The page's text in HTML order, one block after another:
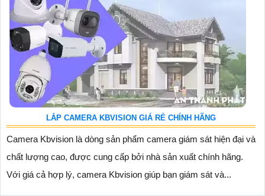
LẮP CAMERA KBVISION GIÁ RẺ CHÍNH HÃNG
Camera Kbvision là dòng sản phẩm camera giám sát hiện đại và
chất lượng cao, được cung cấp bởi nhà sản xuất chính hãng.
Với giá cả hợp lý, camera Kbvision giúp bạn giám sát và...